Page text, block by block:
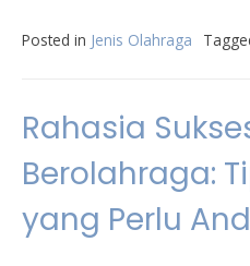
Posted in Jenis Olahraga
Rahasia
Berolahraga:
yang Perlu